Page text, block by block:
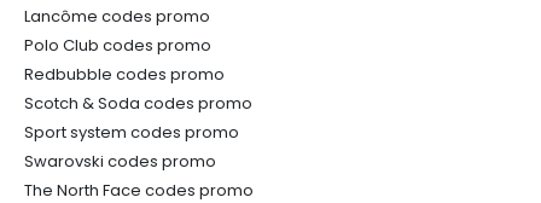
Lancôme codes promo
Polo Club codes promo
Redbubble codes promo
Scotch & Soda codes promo
Sport system codes promo
Swarovski codes promo
The North Face codes promo